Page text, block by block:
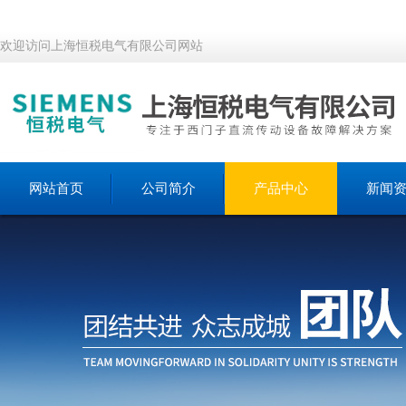
欢迎访问上海恒税电气有限公司网站
网站首页 公司简介 产品中心 新闻